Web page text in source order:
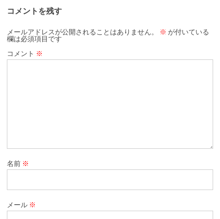
コメントを残す
メールアドレスが公開されることはありません。 ※ が付いている
欄は必須項目です
コメント ※
名前 ※
メール ※